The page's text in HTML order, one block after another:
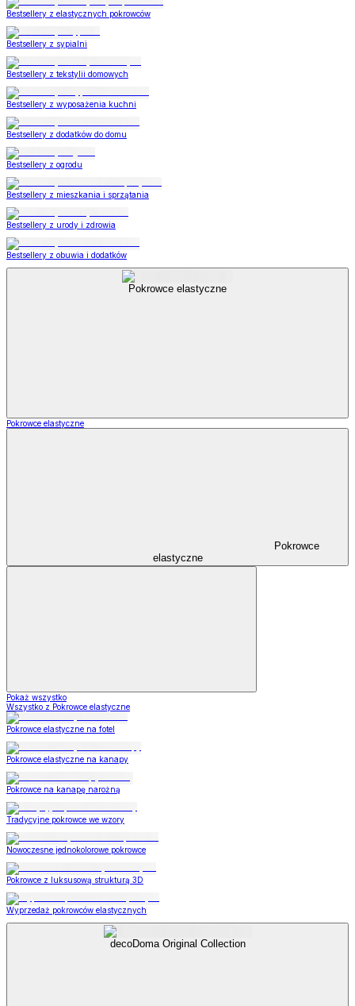
Bestsellery z elastycznych pokrowców
Bestsellery z sypialni
Bestsellery z tekstylii domowych
Bestsellery z wyposażenia kuchni
Bestsellery z dodatków do domu
Bestsellery z ogrodu
Bestsellery z mieszkania i sprzątania
Bestsellery z urody i zdrowia
Bestsellery z obuwia i dodatków
Pokrowce elastyczne
Pokrowce elastyczne
Pokrowce
elastyczne
Pokaż wszystko
Wszystko z Pokrowce elastyczne
Pokrowce elastyczne na fotel
Pokrowce elastyczne na kanapy
Pokrowce na kanapę narożną
Tradycyjne pokrowce we wzory
Nowoczesne jednokolorowe pokrowce
Pokrowce z luksusową strukturą 3D
Wyprzedaż pokrowców elastycznych
decoDoma Original Collection